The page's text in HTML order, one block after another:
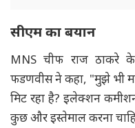
सीएम का बयान
MNS चीफ राज ठाकरे के
फडणवीस ने कहा, "मुझे भी
मिट रहा है? इलेक्शन
कुछ और इस्तेमाल करना